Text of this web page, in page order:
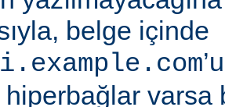
belge içinde
hiperbağlar varsa